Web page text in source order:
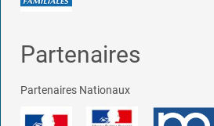
Partenaires
Partenaires Nationaux